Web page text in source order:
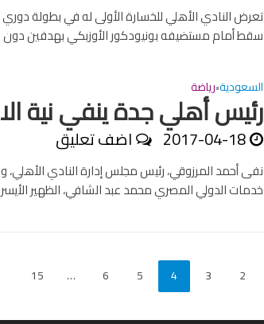
تعرض النادي الأهلي للخسارة الأولى له في بطولة دوري
سقط أمام مستضيفه بونيودكور الأوزبكي بهدفين دون
السعودية•رياضة
رئيس أهلي جدة ينفي نية
2017-04-18 اضف تعليق
نفى أحمد المرزوقي، رئيس مجلس إدارة النادي الأهلي،
خدمات الدولي المصري محمد عبد الشافي، الظهير الأيسر
2
3
4
5
6
…
15